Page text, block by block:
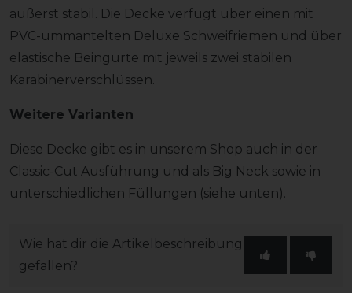
äußerst stabil. Die Decke verfügt über einen mit
PVC-ummantelten Deluxe Schweifriemen und über
elastische Beingurte mit jeweils zwei stabilen
Karabinerverschlüssen.
Weitere Varianten
Diese Decke gibt es in unserem Shop auch in der
Classic-Cut Ausführung und als Big Neck sowie in
unterschiedlichen Füllungen (siehe unten).
Wie hat dir die Artikelbeschreibung
gefallen?